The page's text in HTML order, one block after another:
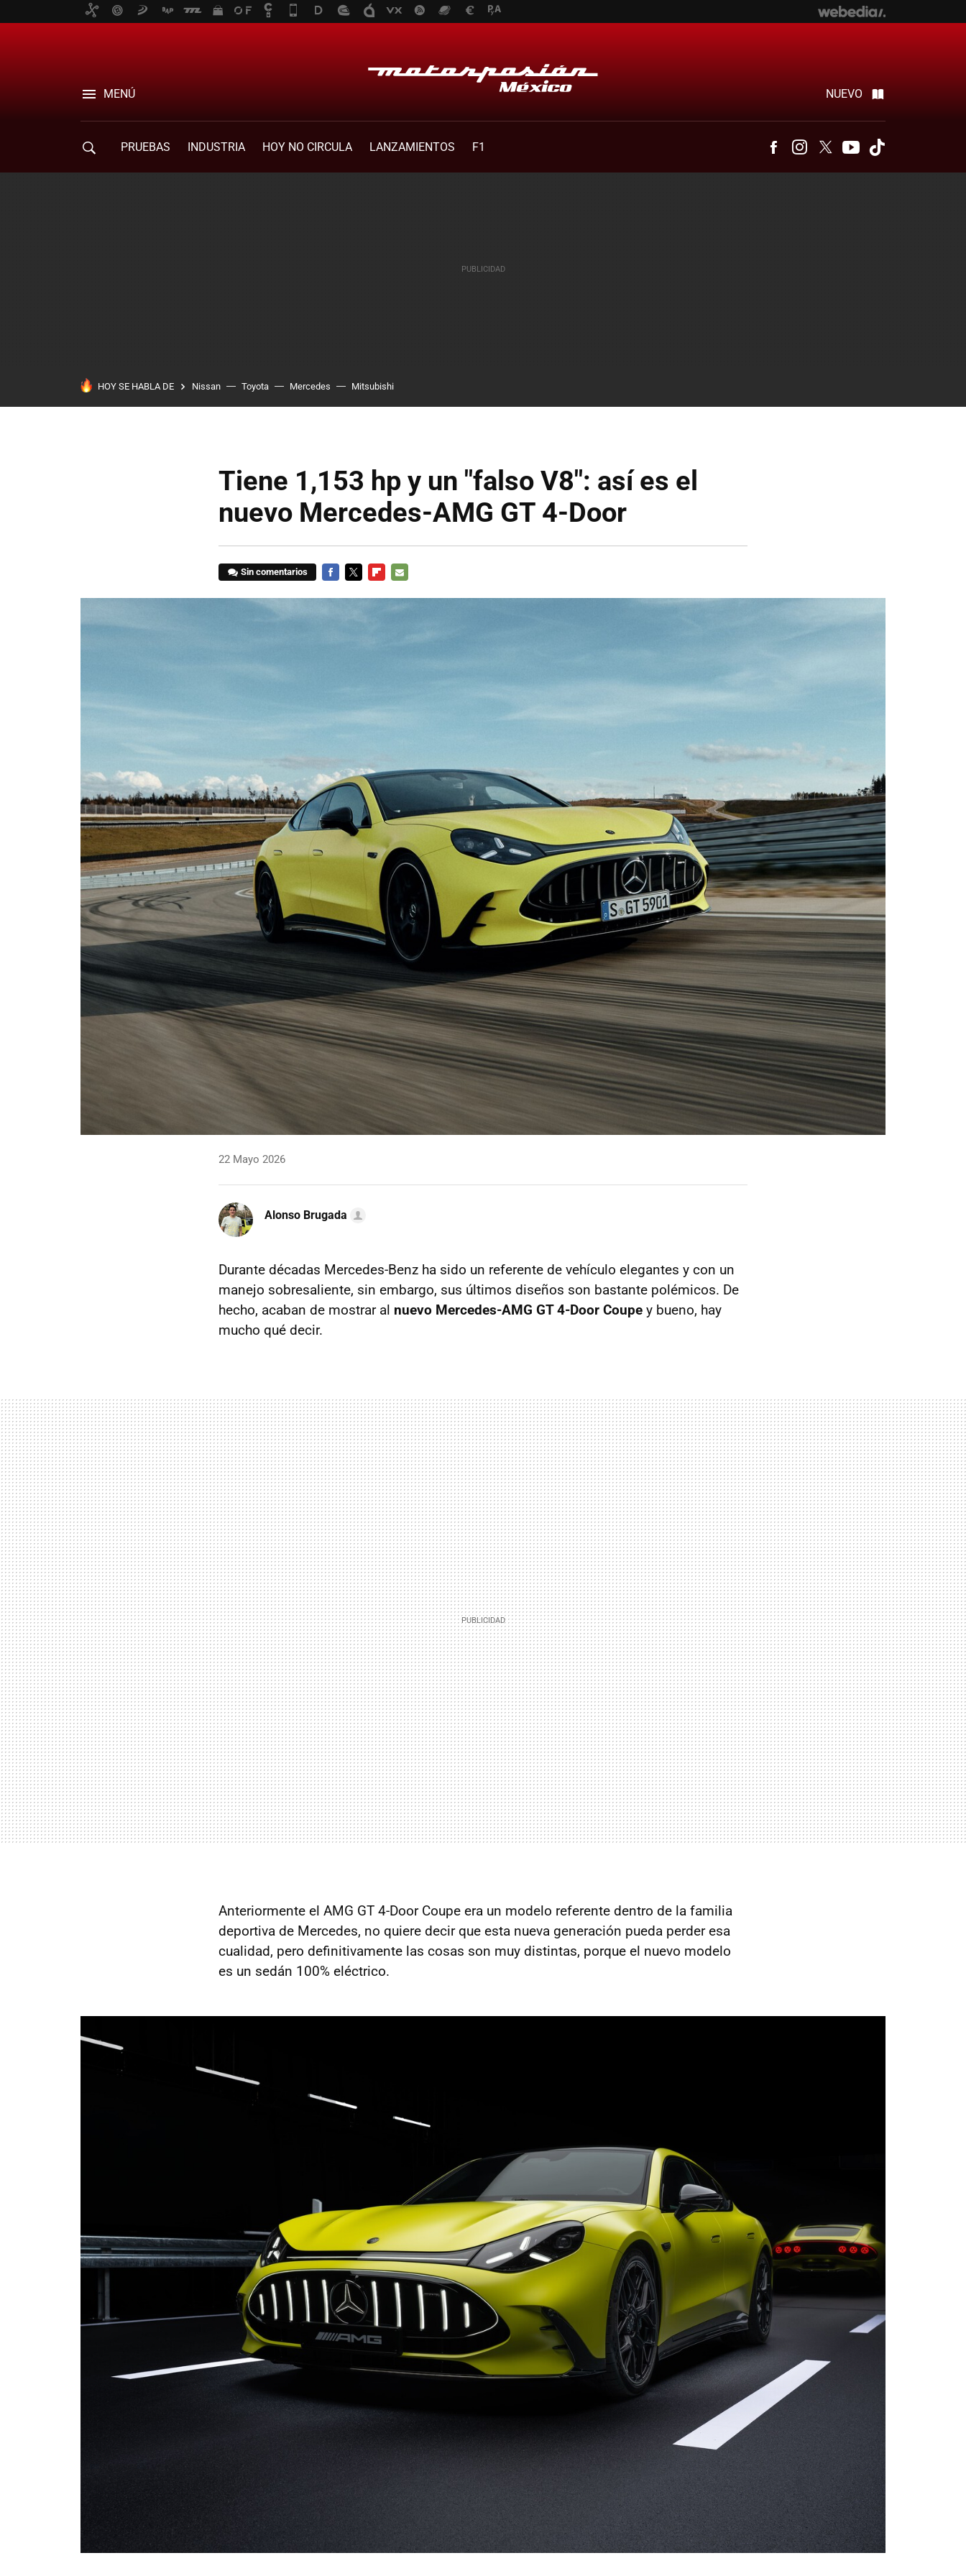
MENÚ NUEVO
PRUEBAS INDUSTRIA HOY NO CIRCULA LANZAMIENTOS F1 FacebookInstagram
Twitter Youtube
HOY SE HABLA DE Nissan Toyota Mercedes Mitsubishi
Tiene 1,153 hp y un "falso V8": así es el
nuevo Mercedes-AMG GT 4-Door
Sin comentarios
22 Mayo 2026
Alonso Brugada
Durante décadas Mercedes-Benz ha sido un referente de vehículo elegantes y con un
manejo sobresaliente, sin embargo, sus últimos diseños son bastante polémicos. De
hecho, acaban de mostrar al nuevo Mercedes-AMG GT 4-Door Coupe y bueno, hay
mucho qué decir.
Anteriormente el AMG GT 4-Door Coupe era un modelo referente dentro de la familia
deportiva de Mercedes, no quiere decir que esta nueva generación pueda perder esa
cualidad, pero definitivamente las cosas son muy distintas, porque el nuevo modelo
es un sedán 100% eléctrico.